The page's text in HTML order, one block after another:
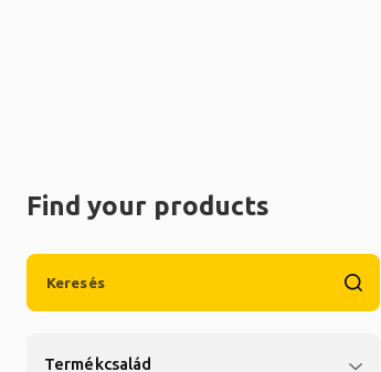
Find your products
Termékcsalád